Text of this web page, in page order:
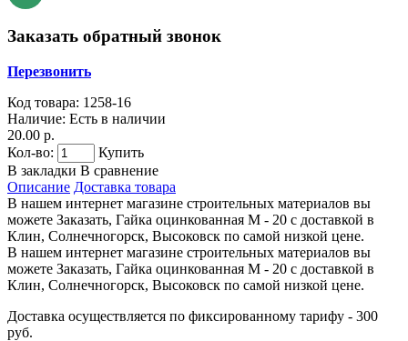
Заказать обратный звонок
Перезвонить
Код товара: 1258-16
Наличие: Есть в наличии
20.00 р.
Кол-во:
Купить
В закладки В сравнение
Описание Доставка товара
В нашем интернет магазине строительных материалов вы
можете Заказать, Гайка оцинкованная М - 20 с доставкой в
Клин, Солнечногорск, Высоковск по самой низкой цене.
В нашем интернет магазине строительных материалов вы
можете Заказать, Гайка оцинкованная М - 20 с доставкой в
Клин, Солнечногорск, Высоковск по самой низкой цене.
Доставка осуществляется по фиксированному тарифу - 300
руб.